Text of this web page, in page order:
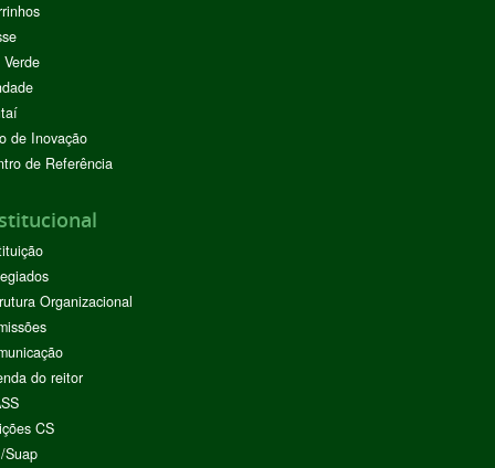
de Inovação
de Referência
Organizacional
do reitor
CS
Suap